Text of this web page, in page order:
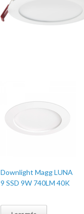
Downlight Magg LUNA
9 SSD 9W 740LM 40K